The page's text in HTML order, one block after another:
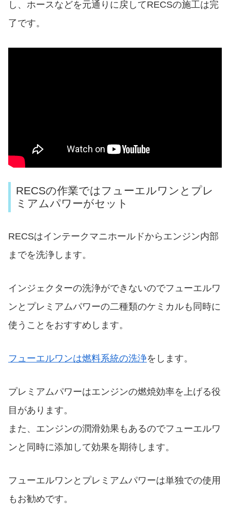
し、ホースなどを元通りに戻してRECSの施工は完
了です。
RECSの作業ではフューエルワンとプレ
ミアムパワーがセット
RECSはインテークマニホールドからエンジン内部
までを洗浄します。
インジェクターの洗浄ができないのでフューエルワ
ンとプレミアムパワーの二種類のケミカルも同時に
使うことをおすすめします。
フューエルワンは燃料系統の洗浄をします。
プレミアムパワーはエンジンの燃焼効率を上げる役
目があります。
また、エンジンの潤滑効果もあるのでフューエルワ
ンと同時に添加して効果を期待します。
フューエルワンとプレミアムパワーは単独での使用
もお勧めです。